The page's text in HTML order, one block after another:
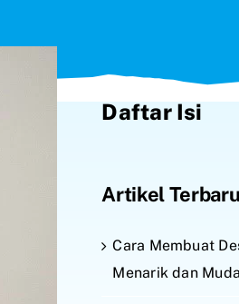
Daftar Isi
Artikel Terbaru
Cara Membuat
Menarik dan